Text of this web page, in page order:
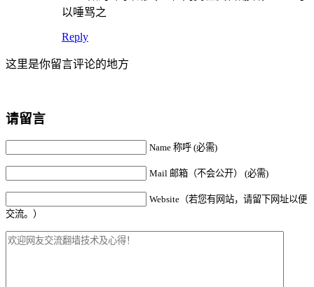
以唾骂之
Reply
这里是你留言评论的地方
请留言
Name 称呼 (必需)
Mail 邮箱（不会公开） (必需)
Website（若您有网站，请留下网址以便
交流。）